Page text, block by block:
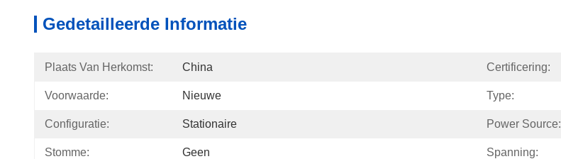
Gedetailleerde Informatie
Plaats Van Herkomst: China Certificering:
Voorwaarde: Nieuwe Type:
Configuratie: Stationaire Power Source:
Stomme: Geen Spanning: